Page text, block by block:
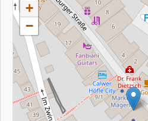
+
−